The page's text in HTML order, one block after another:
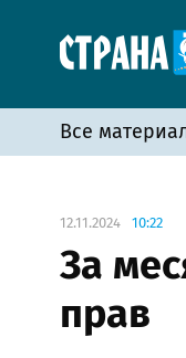
Все
12.11.2024 10:22
За
прав